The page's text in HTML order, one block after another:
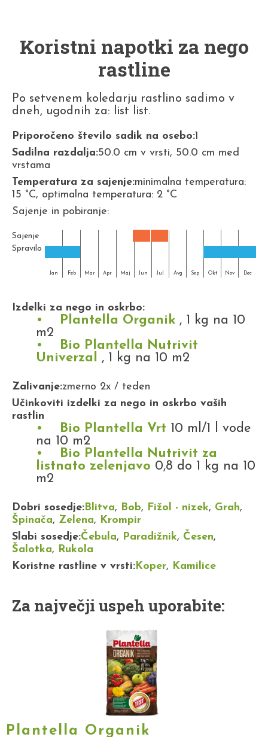
Koristni napotki za nego
rastline
Po setvenem koledarju rastlino sadimo v
dneh, ugodnih za: list list.
Priporočeno število sadik na osebo:1
Sadilna razdalja:50.0 cm v vrsti, 50.0 cm med
vrstama
Temperatura za sajenje:minimalna temperatura:
15 °C, optimalna temperatura: 2 °C
Sajenje in pobiranje:
Sajenje
Spravilo
Jan Feb Mar Apr Maj Jun Jul Avg Sep Okt Nov Dec
Izdelki za nego in oskrbo:
Plantella Organik , 1 kg na 10
m2
Bio Plantella Nutrivit
Univerzal , 1 kg na 10 m2
Zalivanje:zmerno 2x / teden
Učinkoviti izdelki za nego in oskrbo vaših
rastlin
Bio Plantella Vrt 10 ml/1 l vode
na 10 m2
Bio Plantella Nutrivit za
listnato zelenjavo 0,8 do 1 kg na 10
m2
Dobri sosedje:Blitva, Bob, Fižol - nizek, Grah,
Špinača, Zelena, Krompir
Slabi sosedje:Čebula, Paradižnik, Česen,
Šalotka, Rukola
Koristne rastline v vrsti:Koper, Kamilice
Za največji uspeh uporabite:
Plantella Organik